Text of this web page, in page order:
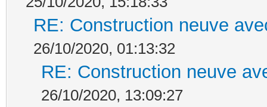
RE: Construction neuve
26/10/2020, 01:13:32
RE: Construction neuve
26/10/2020, 13:09:27